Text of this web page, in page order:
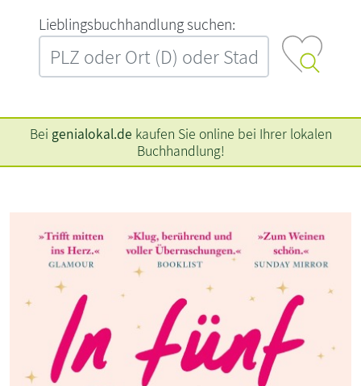
L‍i‍e‍b‍l‍i‍n‍g‍s‍b‍u‍c‍h‍h‍a‍n‍d‍l‍u‍n‍g‍ ‍s‍u‍c‍h‍e‍n‍:‍
Bei genialokal.de kaufen Sie online bei Ihrer lokalen
Buchhandlung!